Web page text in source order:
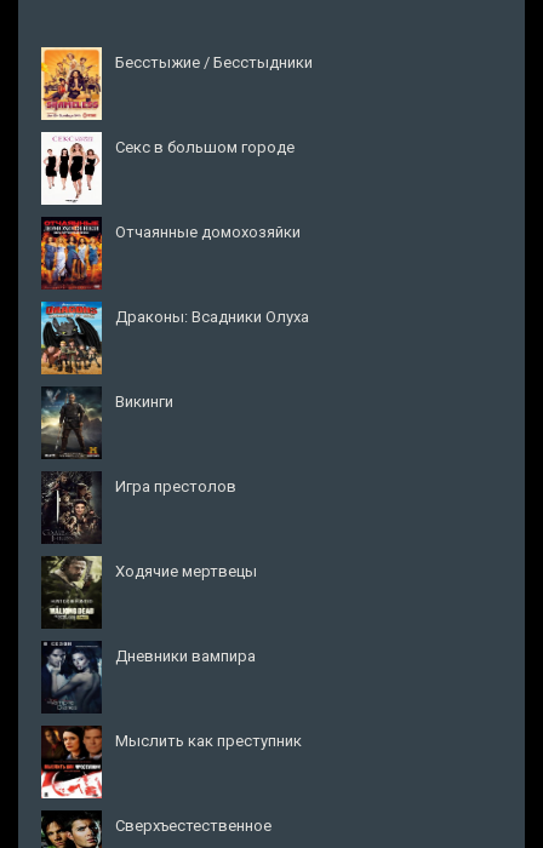
Бесстыжие / Бесстыдники
Секс в большом городе
Отчаянные домохозяйки
Драконы: Всадники Олуха
Викинги
Игра престолов
Ходячие мертвецы
Дневники вампира
Мыслить как преступник
Сверхъестественное